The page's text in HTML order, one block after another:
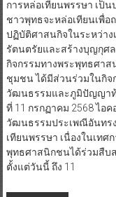
การหล่อเทียนพรรษา เป็
ชาวพุทธจะหล่อเทียนเพื่อ
ปฏิบัติศาสนกิจในระหว่าง
รัตนตรัยและสร้างบุญกุศ
กิจกรรมทางพระพุทธศา
ชุมชน ได้มีส่วนร่วมในกิจ
วัฒนธรรมและภูมิปัญญาท้
ที่ 11 กรกฏาคม 2568 ไอ
วัฒนธรรมประเพณีอันท
เทียนพรรษา เนื่องในเท
พุทธศาสนิกชนได้ร่วมสืบ
ตั้งแต่วันนี้ ถึง 11